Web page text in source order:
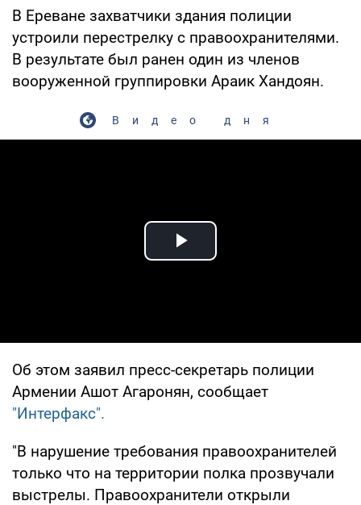
В Ереване захватчики здания полиции
устроили перестрелку с правоохранителями.
В результате был ранен один из членов
вооруженной группировки Араик Хандоян.
Видео дня
Play Video
Об этом заявил пресс-секретарь полиции
Армении Ашот Агаронян, сообщает
"Интерфакс".
"В нарушение требования правоохранителей
только что на территории полка прозвучали
выстрелы. Правоохранители открыли